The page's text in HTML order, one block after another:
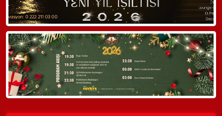
Hemen Arayın
Detaylı Bilgi Alın